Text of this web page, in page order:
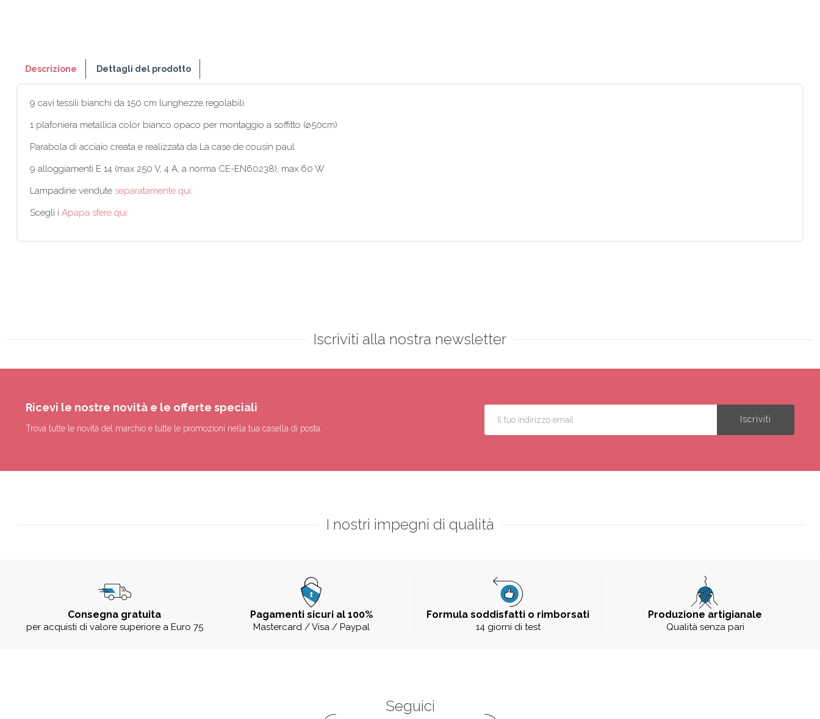
Descrizione Dettagli del prodotto
9 cavi tessili bianchi da 150 cm lunghezze regolabili
1 plafoniera metallica color bianco opaco per montaggio a soffitto (ø50cm)
Parabola di acciaio creata e realizzata da La case de cousin paul
9 alloggiamenti E 14 (max 250 V, 4 A, a norma CE-EN60238), max 60 W
Lampadine vendute separatamente qui.
Scegli i Apapa sfere qui.
Iscriviti alla nostra newsletter
Ricevi le nostre novità e le offerte speciali
Trova tutte le novità del marchio e tutte le promozioni nella tua casella di posta.
I nostri impegni di qualità
Consegna gratuita
per acquisti di valore superiore a Euro 75
Pagamenti sicuri al 100%
Mastercard / Visa / Paypal
Formula soddisfatti o rimborsati
14 giorni di test
Produzione artigianale
Qualità senza pari
Seguici